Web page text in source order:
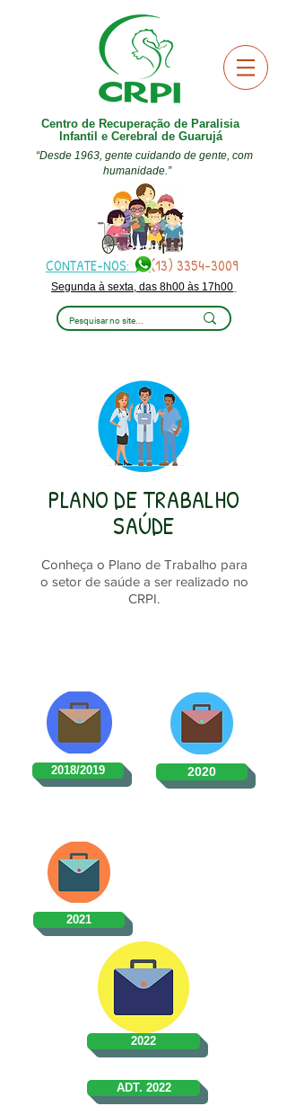
Centro de Recuperação de Paralisia
Infantil e Cerebral de Guarujá
“Desde 1963, gente cuidando de gente, com
humanidade.”
CONTATE-NOS:(13) 3354-3009
Segunda à sexta, das 8h00 às 17h00
PLANO DE TRABALHO
SAÚDE
Conheça o Plano de Trabalho para
o setor de saúde a ser realizado no
CRPI.
2018/2019 2020
2021
2022
ADT. 2022